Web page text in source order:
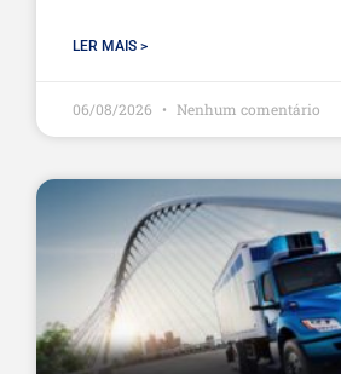
LER MAIS >
06/08/2026 Nenhum comentário